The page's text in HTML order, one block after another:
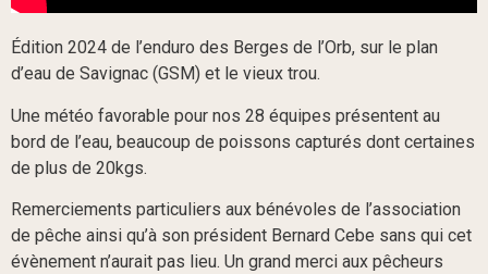
Édition 2024 de l’enduro des Berges de l’Orb, sur le plan
d’eau de Savignac (GSM) et le vieux trou.
Une météo favorable pour nos 28 équipes présentent au
bord de l’eau, beaucoup de poissons capturés dont certaines
de plus de 20kgs.
Remerciements particuliers aux bénévoles de l’association
de pêche ainsi qu’à son président Bernard Cebe sans qui cet
évènement n’aurait pas lieu. Un grand merci aux pêcheurs